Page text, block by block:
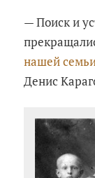
— Поиск и
нашей
Денис